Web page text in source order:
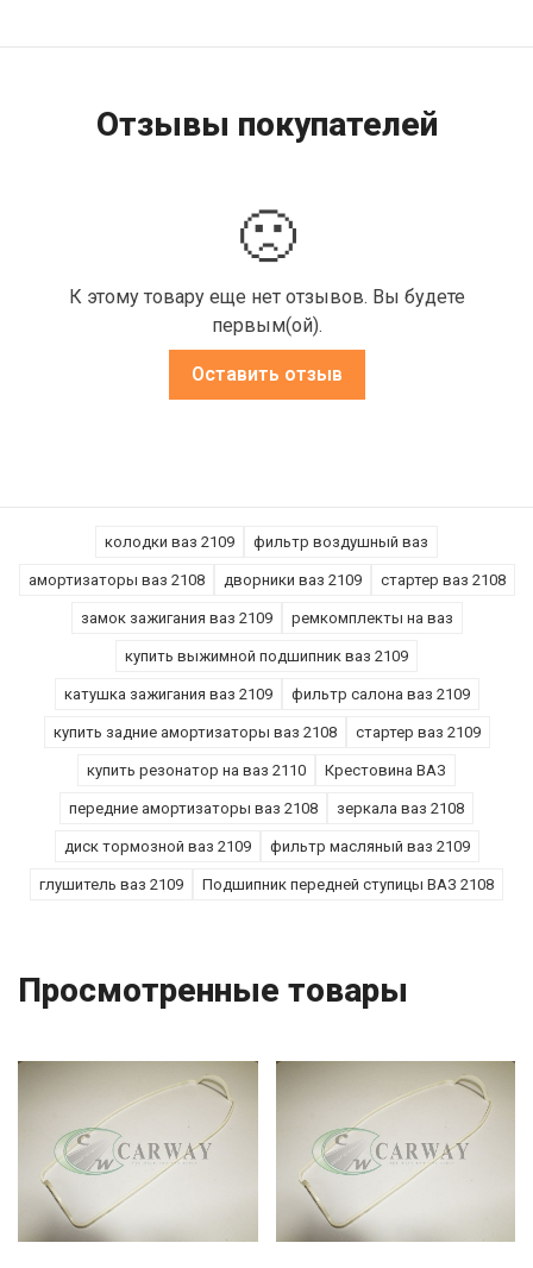
Отзывы покупателей
🙁
К этому товару еще нет отзывов. Вы будете
первым(ой).
Оставить отзыв
колодки ваз 2109 фильтр воздушный ваз
амортизаторы ваз 2108 дворники ваз 2109 стартер ваз 2108
замок зажигания ваз 2109 ремкомплекты на ваз
купить выжимной подшипник ваз 2109
катушка зажигания ваз 2109 фильтр салона ваз 2109
купить задние амортизаторы ваз 2108 стартер ваз 2109
купить резонатор на ваз 2110 Крестовина ВАЗ
передние амортизаторы ваз 2108 зеркала ваз 2108
диск тормозной ваз 2109 фильтр масляный ваз 2109
глушитель ваз 2109 Подшипник передней ступицы ВАЗ 2108
Просмотренные товары